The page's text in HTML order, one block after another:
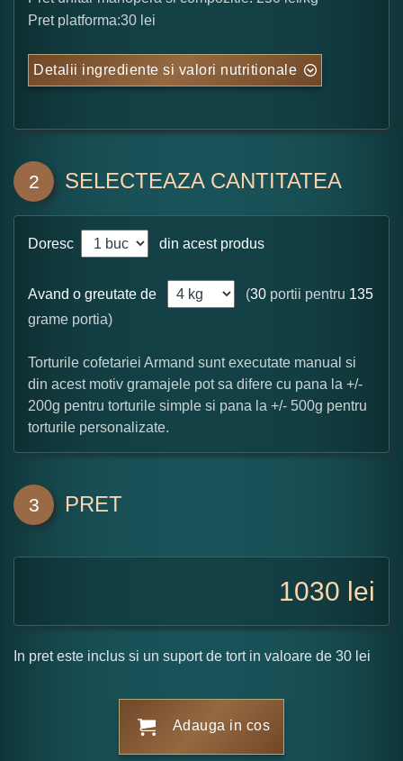
Pret platforma:30 lei
Detalii ingrediente si valori nutritionale
2 SELECTEAZA CANTITATEA
Doresc din acest produs
Avand o greutate de (30 portii pentru 135
grame portia)
Torturile cofetariei Armand sunt executate manual si
din acest motiv gramajele pot sa difere cu pana la +/-
200g pentru torturile simple si pana la +/- 500g pentru
torturile personalizate.
3 PRET
1030 lei
In pret este inclus si un suport de tort in valoare de 30 lei
Adauga in cos